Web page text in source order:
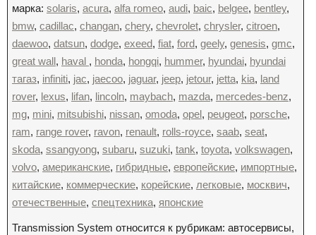
марка: solaris, acura, alfa romeo, audi, baic, belgee, bentley,
bmw, cadillac, changan, chery, chevrolet, chrysler, citroen,
daewoo, datsun, dodge, exeed, fiat, ford, geely, genesis, gmc,
great wall, haval , honda, hongqi, hummer, hyundai, hyundai
тагаз, infiniti, jac, jaecoo, jaguar, jeep, jetour, jetta, kia, land
rover, lexus, lifan, lincoln, maybach, mazda, mercedes-benz,
mg, mini, mitsubishi, nissan, omoda, opel, peugeot, porsche,
ram, range rover, ravon, renault, rolls-royce, saab, seat,
skoda, ssangyong, subaru, suzuki, tank, toyota, volkswagen,
volvo, американские, гибридные, европейские, импортные,
китайские, коммерческие, корейские, легковые, москвич,
отечественные, спецтехника, японские
Transmission System относится к рубрикам: автосервисы,